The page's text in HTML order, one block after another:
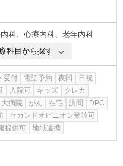
科、 心療内科、 老年内科
科目から探す
受付 電話予約 夜間
日祝
入院可 キッズ
クレカ
大病院 がん 在宅 訪問
DPC
セカンドオピニオン受診可
提供可
地域連携